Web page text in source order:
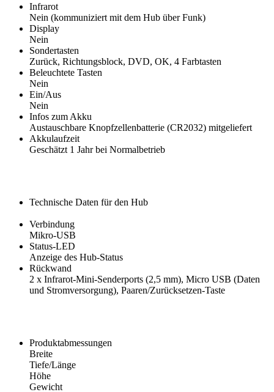
Infrarot
Nein (kommuniziert mit dem Hub über Funk)
Display
Nein
Sondertasten
Zurück, Richtungsblock, DVD, OK, 4 Farbtasten
Beleuchtete Tasten
Nein
Ein/Aus
Nein
Infos zum Akku
Austauschbare Knopfzellenbatterie (CR2032) mitgeliefert
Akkulaufzeit
Geschätzt 1 Jahr bei Normalbetrieb
Technische Daten für den Hub
Verbindung
Mikro-USB
Status-LED
Anzeige des Hub-Status
Rückwand
2 x Infrarot-Mini-Senderports (2,5 mm), Micro USB (Daten
und Stromversorgung), Paaren/Zurücksetzen-Taste
Produktabmessungen
Breite
Tiefe/Länge
Höhe
Gewicht